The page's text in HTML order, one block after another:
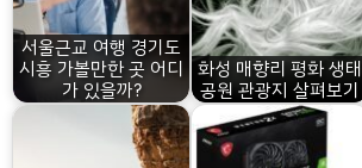
서울근교 여행 경기도
시흥 가볼만한 곳 어디
가 있을까?
화성 매향리 평화 생태
공원 관광지 살펴보기